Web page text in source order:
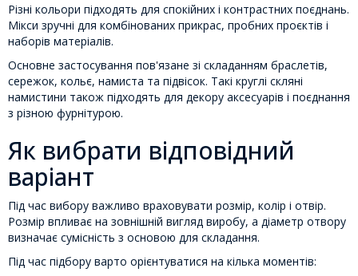
Різні кольори підходять для спокійних і контрастних поєднань.
Мікси зручні для комбінованих прикрас, пробних проєктів і
наборів матеріалів.
Основне застосування пов'язане зі складанням браслетів,
сережок, кольє, намиста та підвісок. Такі круглі скляні
намистини також підходять для декору аксесуарів і поєднання
з різною фурнітурою.
Як вибрати відповідний
варіант
Під час вибору важливо враховувати розмір, колір і отвір.
Розмір впливає на зовнішній вигляд виробу, а діаметр отвору
визначає сумісність з основою для складання.
Під час підбору варто орієнтуватися на кілька моментів: